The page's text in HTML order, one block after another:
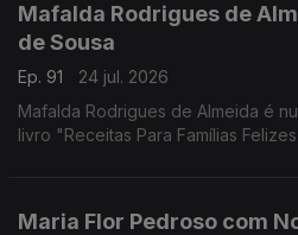
Mafalda Rodrigues de
de Sousa
Ep. 91
24 jul. 2026
Mafalda Rodrigues de Almeida é
livro "Receitas Para Famílias Felizes" (Nuvem de Ideias). É o
Maria Flor Pedroso com